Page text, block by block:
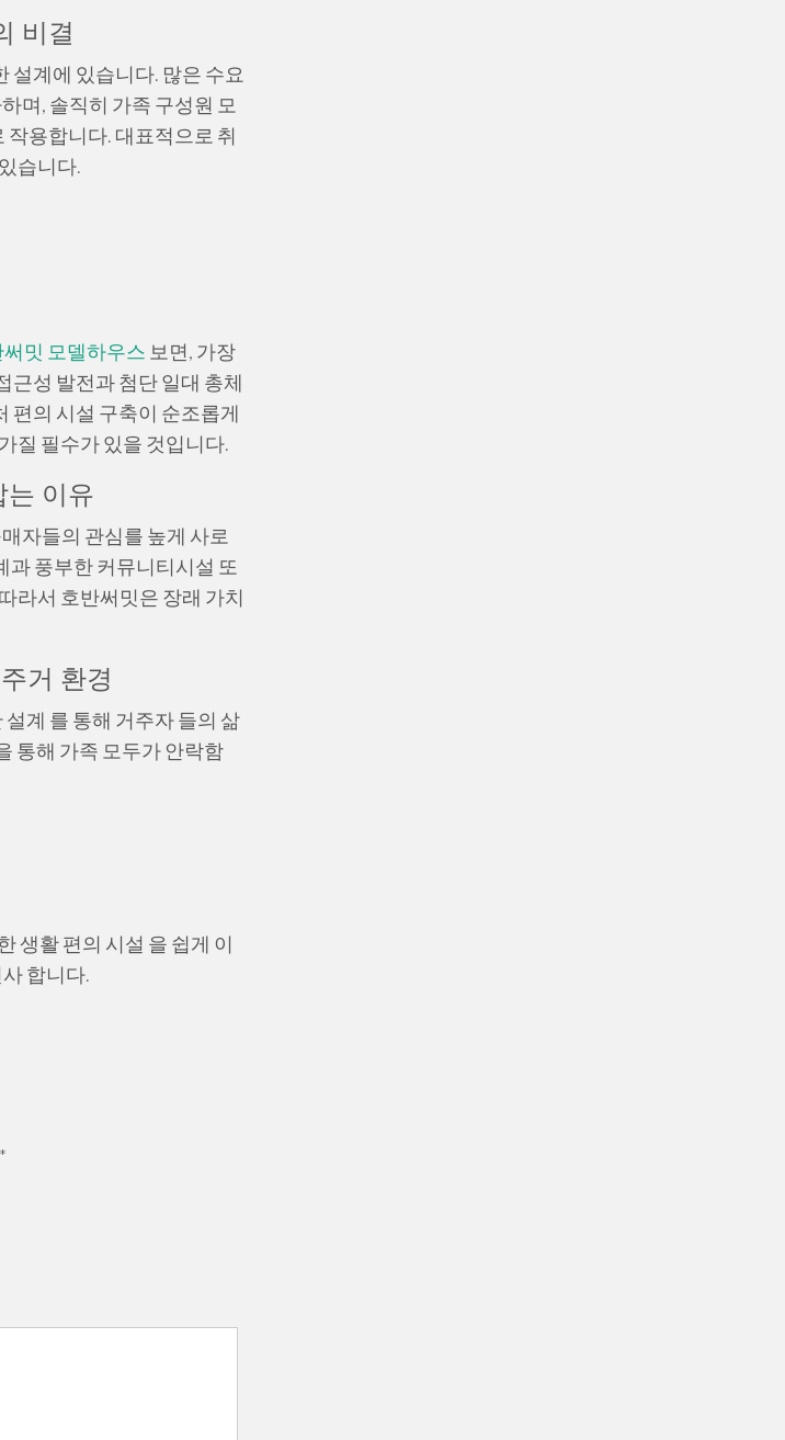
비결
설계에 있습니다. 많은 수요
며, 솔직히 가족 구성원 모
작용합니다. 대표적으로 취
습니다.
밋 모델하우스 보면, 가장
근성 발전과 첨단 일대 총체
편의 시설 구축이 순조롭게
질 필수가 있을 것입니다.
는 이유
자들의 관심를 높게 사로
과 풍부한 커뮤니티시설 또
라서 호반써밋은 장래 가치
거 환경
계 를 통해 거주자 들의 삶
통해 가족 모두가 안락함
생활 편의 시설 을 쉽게 이
합니다.
*